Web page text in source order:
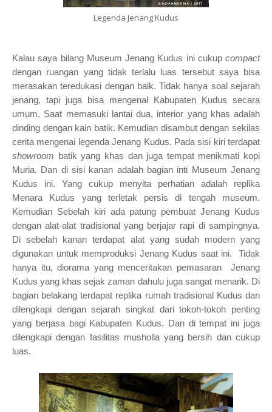
Legenda Jenang Kudus
Kalau saya bilang Museum Jenang Kudus ini cukup compact
dengan ruangan yang tidak terlalu luas tersebut saya bisa
merasakan teredukasi dengan baik. Tidak hanya soal sejarah
jenang, tapi juga bisa mengenal Kabupaten Kudus secara
umum. Saat memasuki lantai dua, interior yang khas adalah
dinding dengan kain batik. Kemudian disambut dengan sekilas
cerita mengenai legenda Jenang Kudus. Pada sisi kiri terdapat
showroom batik yang khas dan juga tempat menikmati kopi
Muria. Dan di sisi kanan adalah bagian inti Museum Jenang
Kudus ini. Yang cukup menyita perhatian adalah replika
Menara Kudus yang terletak persis di tengah museum.
Kemudian Sebelah kiri ada patung pembuat Jenang Kudus
dengan alat-alat tradisional yang berjajar rapi di sampingnya.
Di sebelah kanan terdapat alat yang sudah modern yang
digunakan untuk memproduksi Jenang Kudus saat ini. Tidak
hanya itu, diorama yang menceritakan pemasaran Jenang
Kudus yang khas sejak zaman dahulu juga sangat menarik. Di
bagian belakang terdapat replika rumah tradisional Kudus dan
dilengkapi dengan sejarah singkat dari tokoh-tokoh penting
yang berjasa bagi Kabupaten Kudus. Dan di tempat ini juga
dilengkapi dengan fasilitas musholla yang bersih dan cukup
luas.